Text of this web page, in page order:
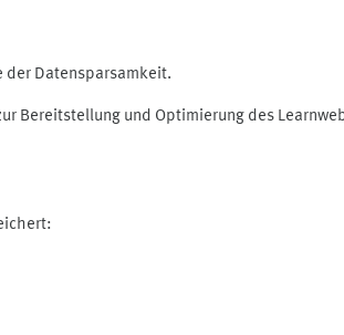
der Datensparsamkeit.
Bereitstellung und Optimierung des